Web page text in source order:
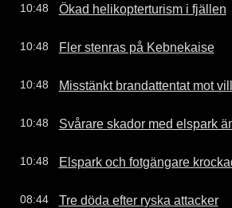
10:48 Ökad helikopterturism i fjällen
10:48 Fler stenras på Kebnekaise
10:48 Misstänkt brandattentat mot
10:48 Svårare skador med elspark
10:48 Elspark och fotgängare
08:44 Tre döda efter ryska attacker